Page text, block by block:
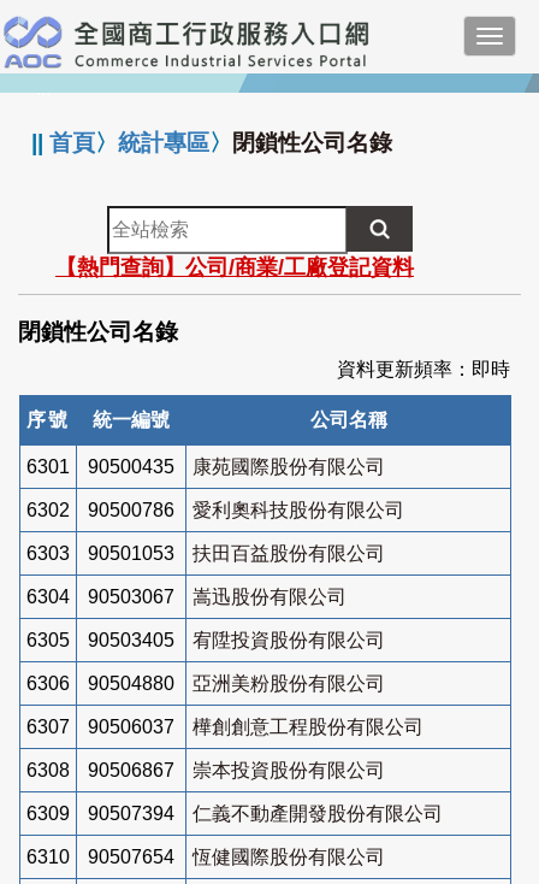
跳
到
主
要
:::
||首頁〉統計專區〉 閉鎖性公司名錄
全
站
檢
索
【熱門查詢】公司/商業/工廠登記資料
閉鎖性公司名錄
資料更新頻率：即時
序號 統一編號 公司名稱
6301 90500435 康苑國際股份有限公司
6302 90500786 愛利奧科技股份有限公司
6303 90501053 扶田百益股份有限公司
6304 90503067 嵩迅股份有限公司
6305 90503405 宥陞投資股份有限公司
6306 90504880 亞洲美粉股份有限公司
6307 90506037 樺創創意工程股份有限公司
6308 90506867 崇本投資股份有限公司
6309 90507394 仁義不動產開發股份有限公司
6310 90507654 恆健國際股份有限公司